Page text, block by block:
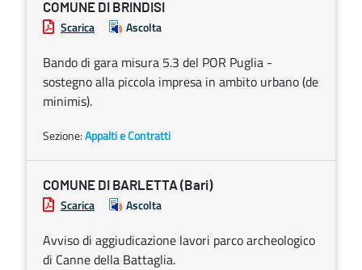
COMUNE DI BRINDISI
Scarica Ascolta
Bando di gara misura 5.3 del POR Puglia -
sostegno alla piccola impresa in ambito urbano (de
minimis).
Sezione:Appalti e Contratti
COMUNE DI BARLETTA (Bari)
Scarica Ascolta
Avviso di aggiudicazione lavori parco archeologico
di Canne della Battaglia.